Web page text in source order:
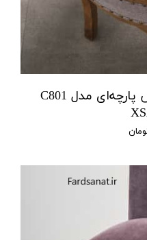
صندلی چوب گردو با روکش پارچه‌ای مدل C801